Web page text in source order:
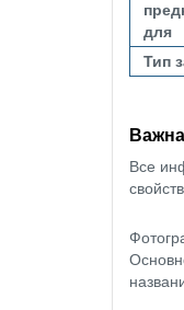
для
Тип
Все